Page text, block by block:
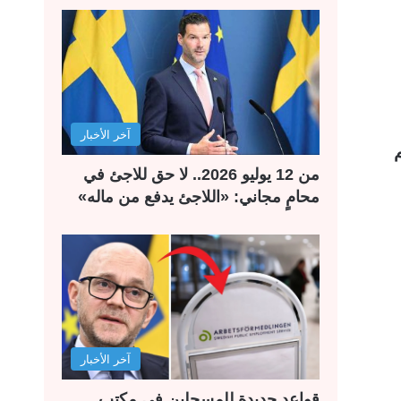
آخر الأخبار
من 12 يوليو 2026.. لا حق للاجئ في
محامٍ مجاني: «اللاجئ يدفع من ماله»
آخر الأخبار